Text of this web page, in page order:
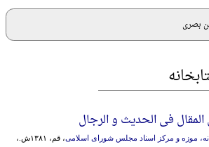
بصری
المقال فی الحدیث و الرجال
موزه و مرکز اسناد مجلس شورای اسلامی
، قم، ۱۳۸۱ش.،